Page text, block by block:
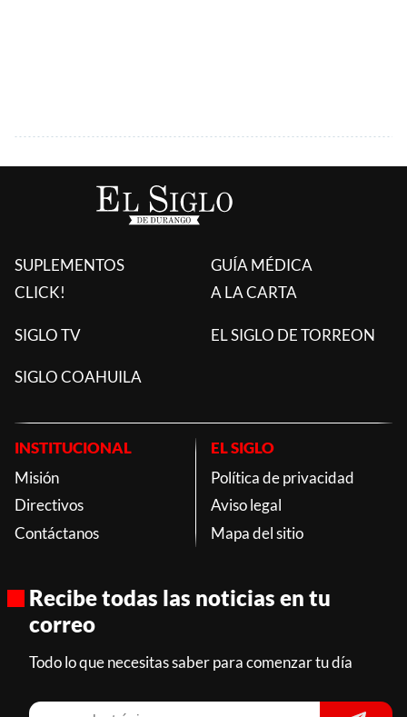
SUPLEMENTOS
CLICK!
GUÍA MÉDICA
A LA CARTA
SIGLO TV EL SIGLO DE TORREON
SIGLO COAHUILA
INSTITUCIONAL
Misión
Directivos
Contáctanos
EL SIGLO
Política de privacidad
Aviso legal
Mapa del sitio
Recibe todas las noticias en tu
correo
Todo lo que necesitas saber para comenzar tu día